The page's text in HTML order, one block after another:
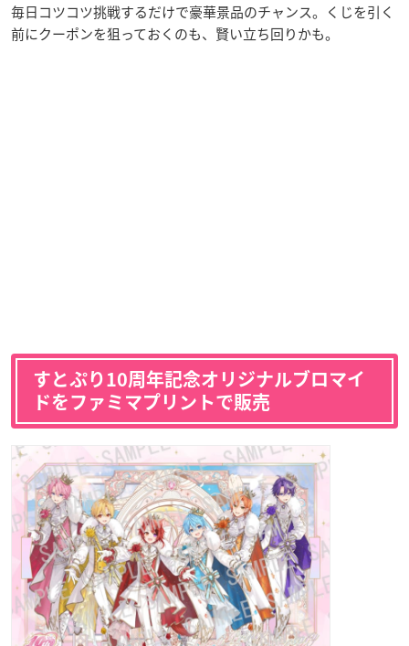
毎日コツコツ挑戦するだけで豪華景品のチャンス。くじを引く
前にクーポンを狙っておくのも、賢い立ち回りかも。
すとぷり10周年記念オリジナルブロマイ
ドをファミマプリントで販売